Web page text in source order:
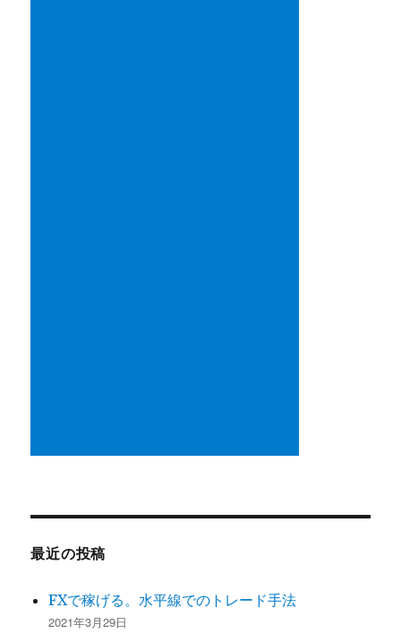
最近の投稿
FXで稼げる。水平線でのトレード手法
2021年3月29日